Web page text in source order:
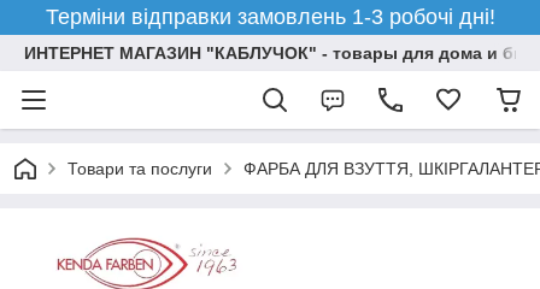
Терміни відправки замовлень 1-3 робочі дні!
ИНТЕРНЕТ МАГАЗИН "КАБЛУЧОК" - товары для дома и
Товари та послуги ФАРБА ДЛЯ ВЗУТТЯ,